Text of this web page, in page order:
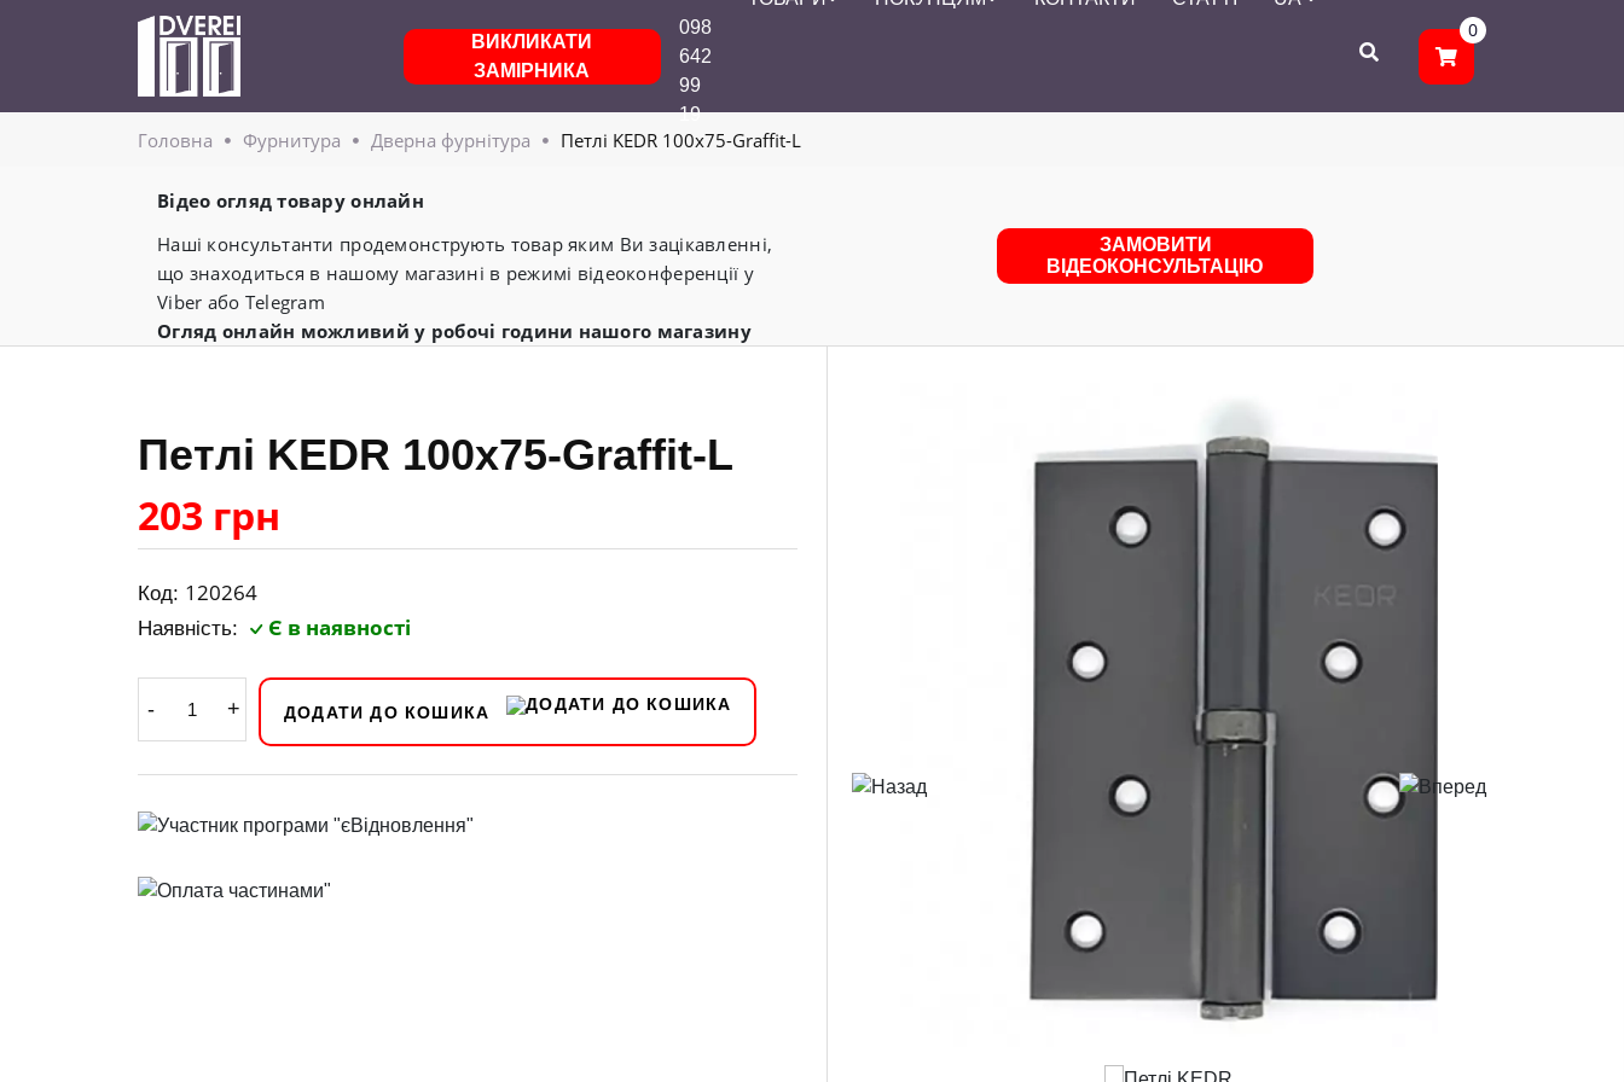
ВИКЛИКАТИ
ЗАМІРНИКА
098
642
99
19
0
Головнa Фурнитура Дверна фурнітура Петлі KEDR 100x75-Graffit-L
Відео огляд товару онлайн
Наші консультанти продемонструють товар яким Ви зацікавленні,
що знаходиться в нашому магазині в режимі відеоконференції у
Viber або Telegram
Огляд онлайн можливий у робочі години нашого магазину
ЗАМОВИТИ
ВІДЕОКОНСУЛЬТАЦІЮ
Петлі KEDR 100x75-Graffit-L
203 грн
Код: 120264
Наявність: Є в наявності
- + ДОДАТИ ДО КОШИКА